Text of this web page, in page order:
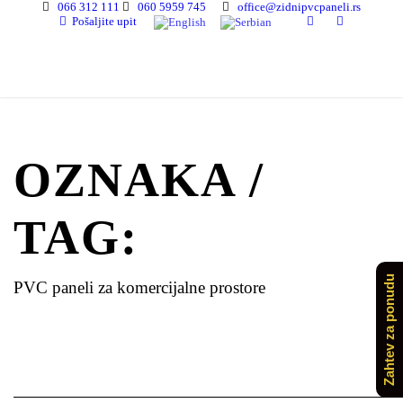
066 312 111 060 5959 745
office@zidnipvcpaneli.rs
Pošaljite upit
OZNAKA /
TAG:
PVC paneli za komercijalne prostore Zahtev za ponudu